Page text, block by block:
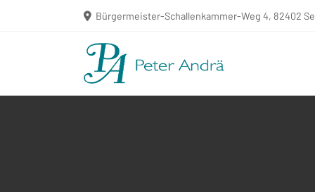
Bürgermeister-Schallenkammer-Weg 4, 82402